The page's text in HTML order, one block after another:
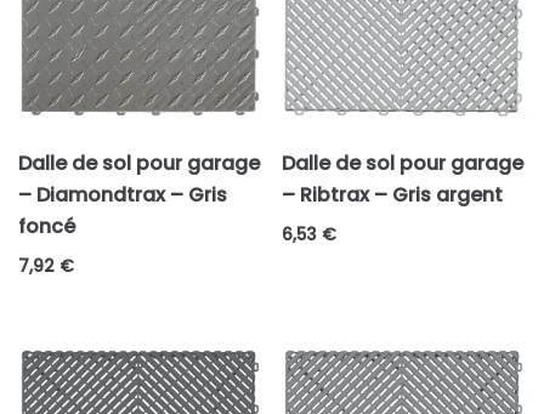
Ivoire
Jaune
Marron
Noir
Orange
Rose
Rouge
Violet
Modèles
Dalle de sol pour garage
– Diamondtrax – Gris
foncé
7,92 €
Dalle de sol pour garage
– Ribtrax – Gris argent
6,53 €